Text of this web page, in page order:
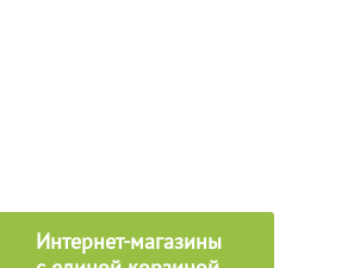
Интернет-магазины